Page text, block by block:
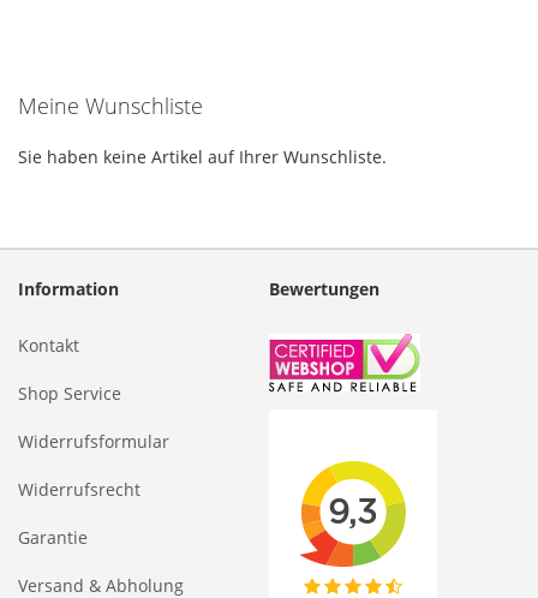
Meine Wunschliste
Sie haben keine Artikel auf Ihrer Wunschliste.
Information
Kontakt
Shop Service
Widerrufsformular
Widerrufsrecht
Garantie
Versand & Abholung
Bewertungen